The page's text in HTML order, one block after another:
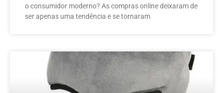
o consumidor moderno? As compras online deixaram de
ser apenas uma tendência e se tornaram